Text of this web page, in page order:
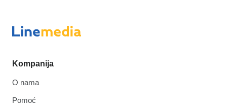
Kompanija
O nama
Pomoć